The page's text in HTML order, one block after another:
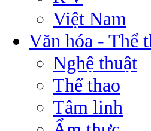
Việt Nam
Văn hóa - Thể
Nghệ thuật
Thể thao
Tâm linh